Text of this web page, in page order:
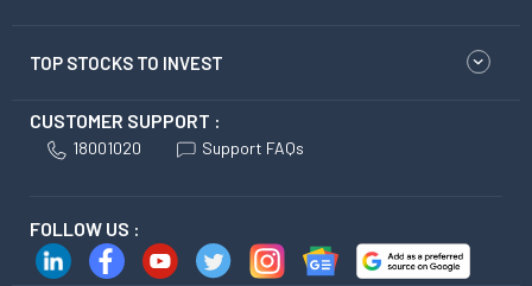
TOP STOCKS TO INVEST
CUSTOMER SUPPORT :
18001020 Support FAQs
FOLLOW US :